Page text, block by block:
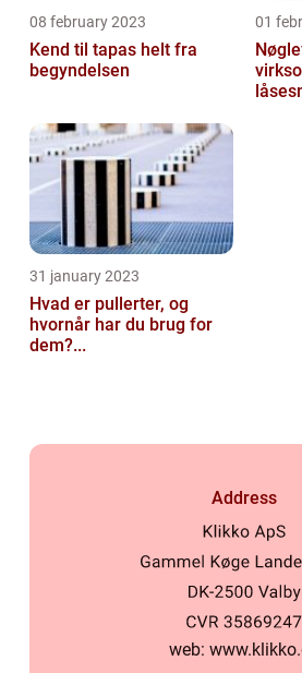
08 february 2023
Kend til tapas helt fra
begyndelsen
01
31 january 2023
Hvad er pullerter, og
hvornår har du brug for
dem?...
Address
web: